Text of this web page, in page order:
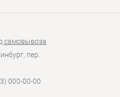
самовывоза
пер.
000-00-00